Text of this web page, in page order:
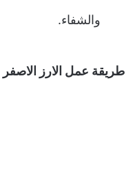
والشفاء.
طريقة عمل الارز